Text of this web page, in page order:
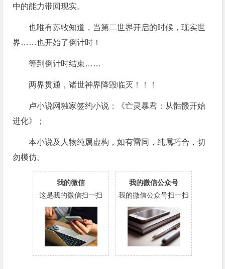
中的能力带回现实。
也唯有苏牧知道，当第二世界开启的时候，现实世
界……也开始了倒计时！
等到倒计时结束……
两界贯通，诸世神界降毁临灭！！！
卢小说网独家签约小说：《亡灵暴君：从骷髅开始
进化》；
本小说及人物纯属虚构，如有雷同，纯属巧合，切
勿模仿。
我的微信
这是我的微信扫一扫
我的微信公众号
我的微信公众号扫一扫